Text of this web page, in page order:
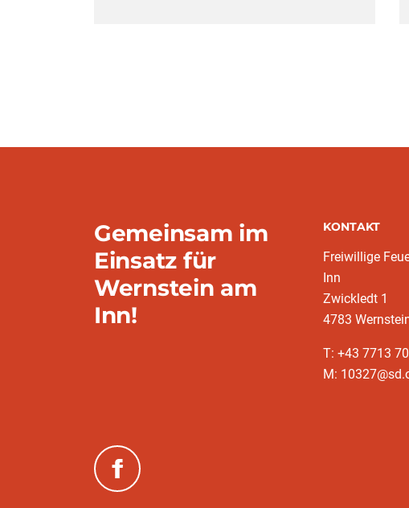
Gemeinsam im
Einsatz für
Wernstein am
Inn!
KONTAKT
Freiwillige
Inn
Zwickledt 1
4783
T: +43 7713
M:
(neues Fenster)